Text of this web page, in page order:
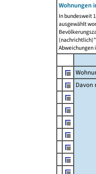
Wohnungen
In bundesweit
ausgewählt
Abweichungen
Davon